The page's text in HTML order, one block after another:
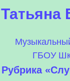
Татьяна
ГБОУ
Рубрика